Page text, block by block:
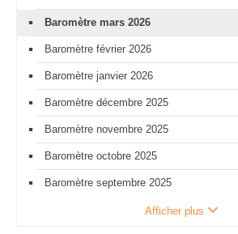
Baromètre mars 2026
Baromètre février 2026
Baromètre janvier 2026
Baromètre décembre 2025
Baromètre novembre 2025
Baromètre octobre 2025
Baromètre septembre 2025
Afficher plus